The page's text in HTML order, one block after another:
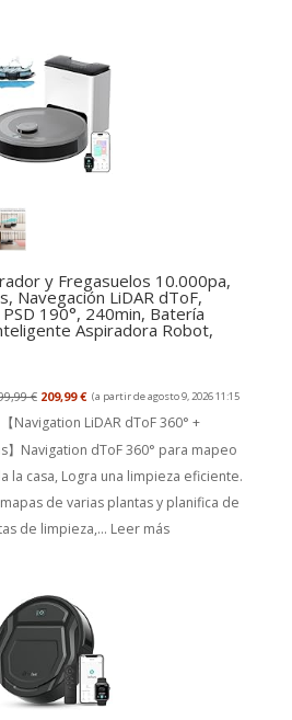
y Fregasuelos 10.000pa,
Navegación LiDAR dToF,
190°, 240min, Batería
Aspiradora Robot,
€ 209,99 € (a partir de agosto 9, 2026 11:15
【Navigation LiDAR dToF 360° +
Navigation dToF 360° para mapeo
la casa, Logra una limpieza eficiente.
de varias plantas y planifica de
de limpieza,... Leer más